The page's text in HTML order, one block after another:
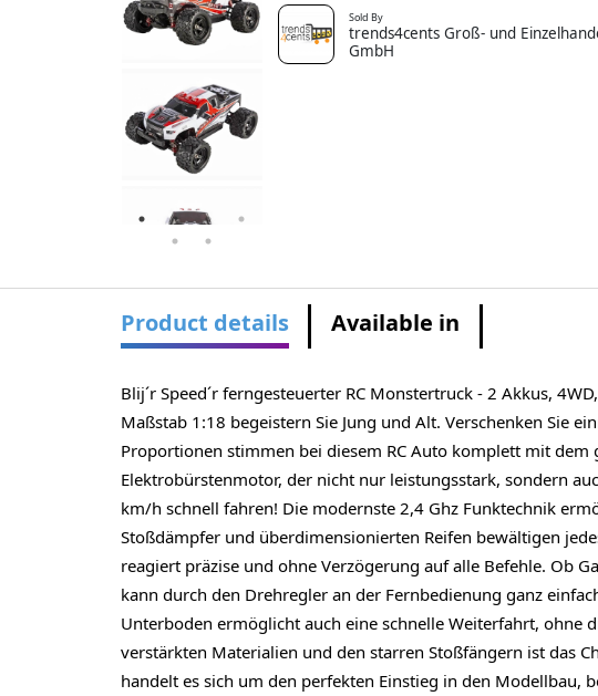
Sold By
trends4cents Groß- und
GmbH
Product details Available in
Blij´r Speed´r ferngesteuerter RC Monstertruck - 2 Akkus,
Maßstab 1:18 begeistern Sie Jung und Alt. Verschenken Sie
Proportionen stimmen bei diesem RC Auto komplett mit
Elektrobürstenmotor, der nicht nur leistungsstark, sondern
km/h schnell fahren! Die modernste 2,4 Ghz Funktechnik
Stoßdämpfer und überdimensionierten Reifen bewältigen
reagiert präzise und ohne Verzögerung auf alle Befehle. Ob
kann durch den Drehregler an der Fernbedienung ganz
Unterboden ermöglicht auch eine schnelle Weiterfahrt, ohne
verstärkten Materialien und den starren Stoßfängern ist das
handelt es sich um den perfekten Einstieg in den Modellbau,